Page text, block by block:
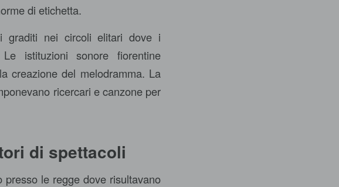
di etichetta.
graditi nei circoli elitari dove i
istituzioni sonore fiorentine
creazione del melodramma. La
ricercari e canzone per
di spettacoli
le regge dove risultavano